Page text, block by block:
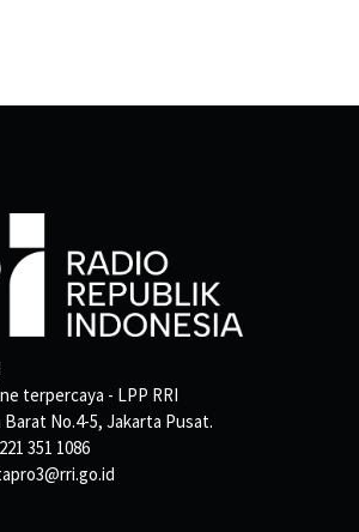
terpercaya - LPP RRI
No.4-5, Jakarta Pusat.
351 1086